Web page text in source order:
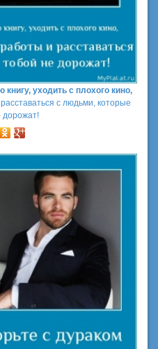
уходить с плохого кино,
с людьми, которые
дорожат!